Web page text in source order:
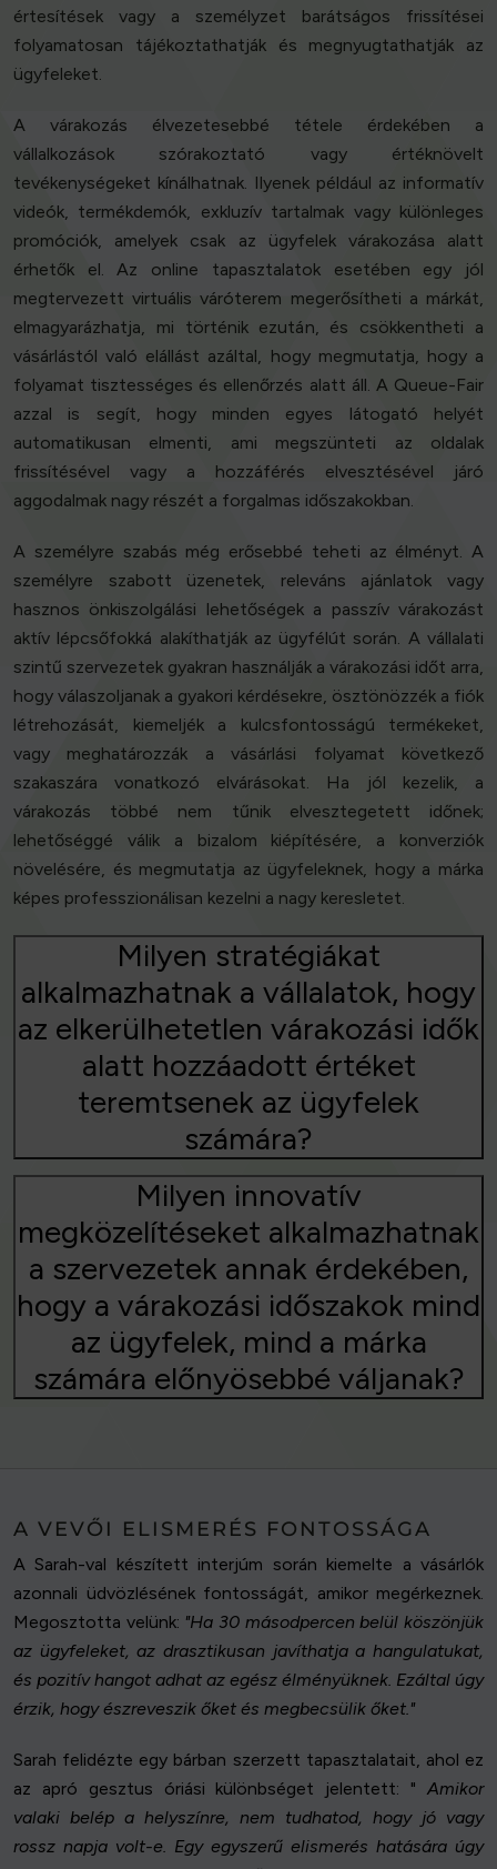
értesítések vagy a személyzet barátságos frissítései
folyamatosan tájékoztathatják és megnyugtathatják az
ügyfeleket.
A várakozás élvezetesebbé tétele érdekében a
vállalkozások szórakoztató vagy értéknövelt
tevékenységeket kínálhatnak. Ilyenek például az informatív
videók, termékdemók, exkluzív tartalmak vagy különleges
promóciók, amelyek csak az ügyfelek várakozása alatt
érhetők el. Az online tapasztalatok esetében egy jól
megtervezett virtuális váróterem megerősítheti a márkát,
elmagyarázhatja, mi történik ezután, és csökkentheti a
vásárlástól való elállást azáltal, hogy megmutatja, hogy a
folyamat tisztességes és ellenőrzés alatt áll. A Queue-Fair
azzal is segít, hogy minden egyes látogató helyét
automatikusan elmenti, ami megszünteti az oldalak
frissítésével vagy a hozzáférés elvesztésével járó
aggodalmak nagy részét a forgalmas időszakokban.
A személyre szabás még erősebbé teheti az élményt. A
személyre szabott üzenetek, releváns ajánlatok vagy
hasznos önkiszolgálási lehetőségek a passzív várakozást
aktív lépcsőfokká alakíthatják az ügyfélút során. A vállalati
szintű szervezetek gyakran használják a várakozási időt arra,
hogy válaszoljanak a gyakori kérdésekre, ösztönözzék a fiók
létrehozását, kiemeljék a kulcsfontosságú termékeket,
vagy meghatározzák a vásárlási folyamat következő
szakaszára vonatkozó elvárásokat. Ha jól kezelik, a
várakozás többé nem tűnik elvesztegetett időnek;
lehetőséggé válik a bizalom kiépítésére, a konverziók
növelésére, és megmutatja az ügyfeleknek, hogy a márka
képes professzionálisan kezelni a nagy keresletet.
Milyen stratégiákat
alkalmazhatnak a vállalatok, hogy
az elkerülhetetlen várakozási idők
alatt hozzáadott értéket
teremtsenek az ügyfelek
számára?
Milyen innovatív
megközelítéseket alkalmazhatnak
a szervezetek annak érdekében,
hogy a várakozási időszakok mind
az ügyfelek, mind a márka
számára előnyösebbé váljanak?
A VEVŐI ELISMERÉS FONTOSSÁGA
A Sarah-val készített interjúm során kiemelte a vásárlók
azonnali üdvözlésének fontosságát, amikor megérkeznek.
Megosztotta velünk: "Ha 30 másodpercen belül köszönjük
az ügyfeleket, az drasztikusan javíthatja a hangulatukat,
és pozitív hangot adhat az egész élményüknek. Ezáltal úgy
érzik, hogy észreveszik őket és megbecsülik őket."
Sarah felidézte egy bárban szerzett tapasztalatait, ahol ez
az apró gesztus óriási különbséget jelentett: " Amikor
valaki belép a helyszínre, nem tudhatod, hogy jó vagy
rossz napja volt-e. Egy egyszerű elismerés hatására úgy